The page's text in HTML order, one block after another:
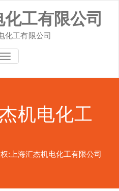
工有限公司
化工有限公司
切换导航
机电化工
:上海汇杰机电化工有限公司